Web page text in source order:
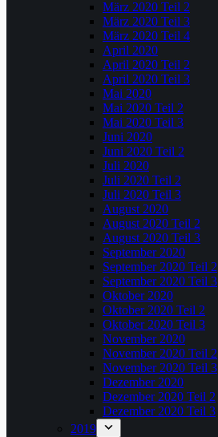
März 2020 Teil 2
März 2020 Teil 3
März 2020 Teil 4
April 2020
April 2020 Teil 2
April 2020 Teil 3
Mai 2020
Mai 2020 Teil 2
Mai 2020 Teil 3
Juni 2020
Juni 2020 Teil 2
Juli 2020
Juli 2020 Teil 2
Juli 2020 Teil 3
August 2020
August 2020 Teil 2
August 2020 Teil 3
September 2020
September 2020 Teil 2
September 2020 Teil 3
Oktober 2020
Oktober 2020 Teil 2
Oktober 2020 Teil 3
November 2020
November 2020 Teil 2
November 2020 Teil 3
Dezember 2020
Dezember 2020 Teil 2
Dezember 2020 Teil 3
2019